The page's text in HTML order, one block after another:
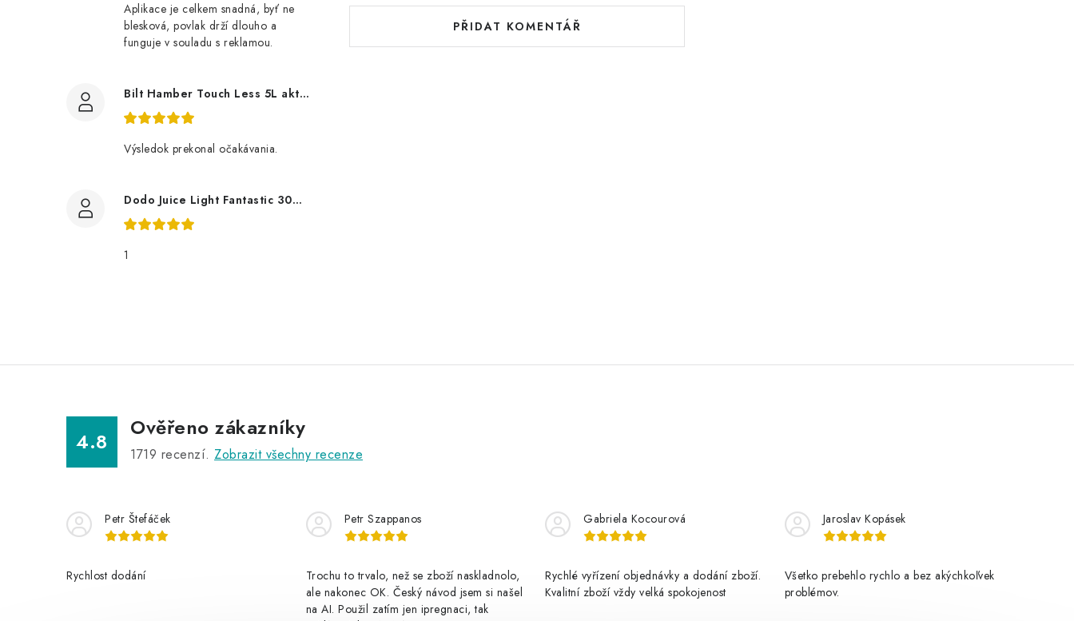
Aplikace je celkem snadná, byť ne
blesková, povlak drží dlouho a
funguje v souladu s reklamou.
Bilt Hamber Touch Less 5L aktivní pěna
Výsledok prekonal očakávania.
Dodo Juice Light Fantastic 30ml měkký vosk
1
PŘIDAT KOMENTÁŘ
4.8
Ověřeno zákazníky
1719 recenzí. Zobrazit všechny recenze
Petr Štefáček
Rychlost dodání
Petr Szappanos
Trochu to trvalo, než se zboží naskladnolo,
ale nakonec OK. Český návod jsem si našel
na AI. Použil zatím jen ipregnaci, tak
Gabriela Kocourová
Rychlé vyřízení objednávky a dodání zboží.
Kvalitní zboží vždy velká spokojenost
Jaroslav Kopásek
Všetko prebehlo rychlo a bez akýchkoľvek
problémov.